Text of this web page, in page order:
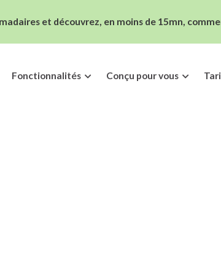
et découvrez, en moins de 15mn,
Fonctionnalités Conçu pour vous